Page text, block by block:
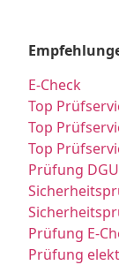
E-Check
Top
Top
Top
Prüfung
Prüfung E-
Prüfung